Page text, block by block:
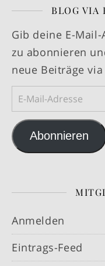
BLOG VIA
Gib deine E-
zu abonnieren
neue Beiträge
E-Mail-Adresse
Abonnieren
Anmelden
Eintrags-Feed